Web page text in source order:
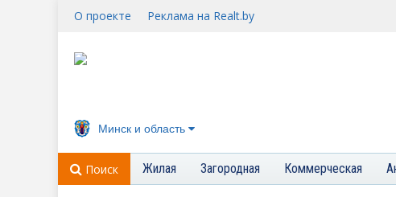
О проекте Реклама на Realt.by
Минск и область
Поиск Жилая Загородная Коммерческая